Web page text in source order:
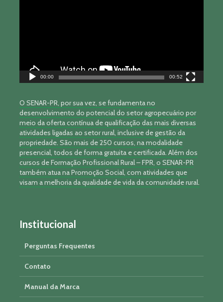
00:00 00:52
O SENAR-PR, por sua vez, se fundamenta no
desenvolvimento do potencial do setor agropecuário por
meio da oferta contínua de qualificação das mais diversas
atividades ligadas ao setor rural, inclusive de gestão da
propriedade. São mais de 250 cursos, na modalidade
presencial, todos de forma gratuita e certificada. Além dos
cursos de Formação Profissional Rural – FPR, o SENAR-PR
também atua na Promoção Social, com atividades que
visam a melhoria da qualidade de vida da comunidade rural.
Institucional
Perguntas Frequentes
Contato
Manual da Marca